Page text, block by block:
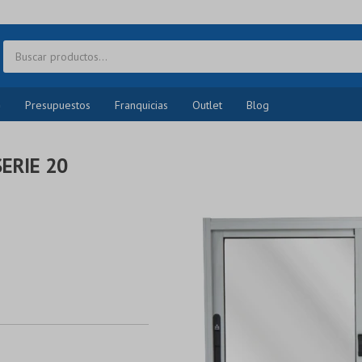
Presupuestos Franquicias Outlet Blog
20